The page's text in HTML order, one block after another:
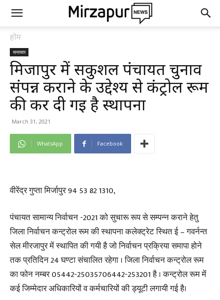
होम
समाचार
मिर्जापुर में सकुशल पंचायत चुनाव
संपन्न कराने के उद्देश्य से कंट्रोल रूम
की कर दी गई है स्थापना
March 31, 2021
WhatsApp Facebook
वीरेंद्र गुप्ता मिर्जापुर 94 53 82 1310,
पंचायत सामान्य निर्वाचन -2021 को सुचारू रूप से सम्पन्न कराने हेतु
जिला निर्वाचन कन्ट्रोल रूम की स्थापना कलेक्ट्रेट स्थित ई – गवर्नन्त
सेल मीरजापुर में स्थापित की गयी है जो निर्वाचन प्रक्रिया समापा होने
तक प्रतिदिन 24 घण्टा संचालित रहेगा । जिला निर्वाचन कन्ट्रोल रूम
का फोन नम्बर 05442-25035706442-253201 है । कन्ट्रोल रूम में
कई जिम्मेदार अधिकारियों व कर्मचारियों की ड्यूटी लगायी गई है।